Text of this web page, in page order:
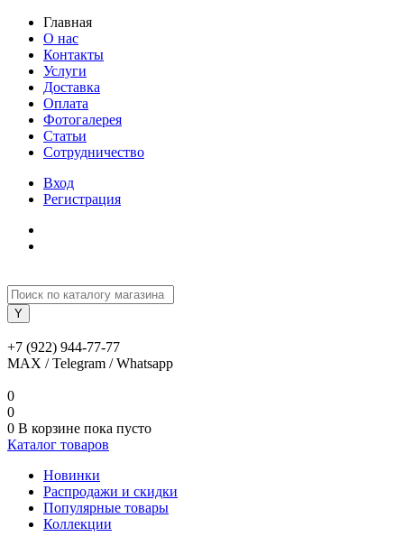
Главная
О нас
Контакты
Услуги
Доставка
Оплата
Фотогалерея
Статьи
Сотрудничество
Вход
Регистрация
+7 (922) 944-77-77
MAX / Telegram / Whatsapp
0
0
0 В корзине пока пусто
Каталог товаров
Новинки
Распродажи и скидки
Популярные товары
Коллекции